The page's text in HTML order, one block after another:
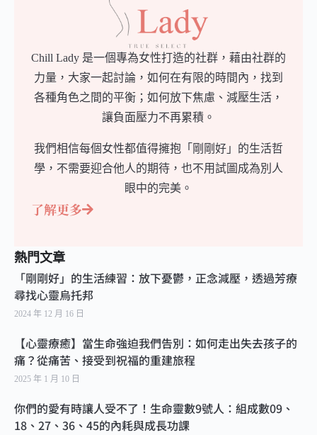
Chill Lady 是一個專為女性打造的社群，藉由社群的
力量，大家一起討論，如何在有限的時間內，找到
各種角色之間的平衡；如何放下焦慮、減壓生活，
讓負面壓力不再累積。
我們相信每個女性都值得擁抱「剛剛好」的生活哲
學，不需要迎合他人的期待，也不用試圖成為別人
眼中的完美。
了解更多
熱門文章
「剛剛好」的生活練習：放下憂鬱，正念減壓，透過芳療
尋找心靈烏托邦
2024 年 12 月 16 日
【心靈療癒】當生命強迫我們告別：如何走出失去孩子的
痛？從痛苦、接受到祝福的重建旅程
2025 年 1 月 10 日
你們的愛有時讓人受不了！生命靈數9號人：組成數09、
18、27、36、45的內耗與成長功課